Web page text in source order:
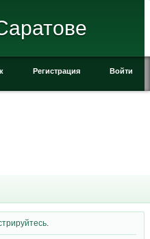
Регистрация Войти